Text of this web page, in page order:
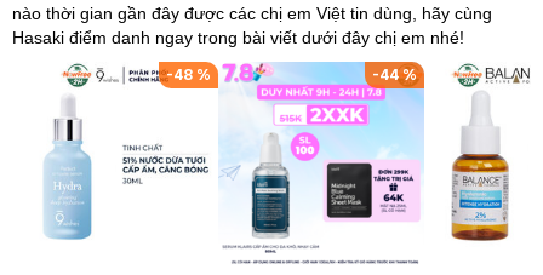
nào thời gian gần đây được các chị em Việt tin dùng, hãy cùng
Hasaki điểm danh ngay trong bài viết dưới đây chị em nhé!
-48 % -44%